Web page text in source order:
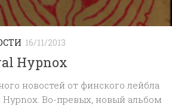
16/11/2013
Hypnox
новостей от финского лейбла
Hypnox. Во-превых, новый альбом